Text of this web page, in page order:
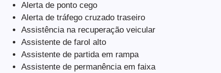
Alerta de ponto cego
Alerta de tráfego cruzado traseiro
Assistência na recuperação veicular
Assistente de farol alto
Assistente de partida em rampa
Assistente de permanência em faixa